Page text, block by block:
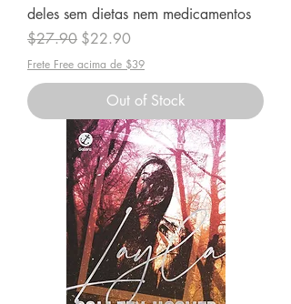
deles sem dietas nem medicamentos
Regular Price
$27.90 Sale Price
$22.90
Frete Free acima de $39
Out of Stock